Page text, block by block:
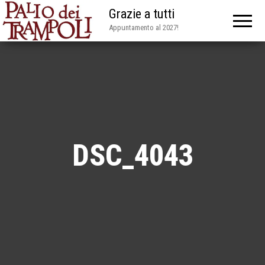
Grazie a tutti
Appuntamento al 2027!
DSC_4043